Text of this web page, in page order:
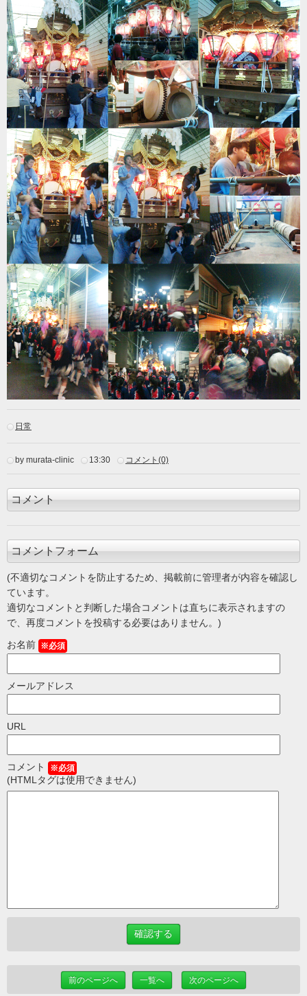
日常
by murata-clinic 13:30 コメント(0)
コメント
コメントフォーム
(不適切なコメントを防止するため、掲載前に管理者が内容を確認し
ています。
適切なコメントと判断した場合コメントは直ちに表示されますの
で、再度コメントを投稿する必要はありません。)
お名前 ※必須
メールアドレス
URL
コメント ※必須
(HTMLタグは使用できません)
前のページへ 一覧へ 次のページへ